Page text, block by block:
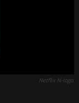
Netflix N-logo.